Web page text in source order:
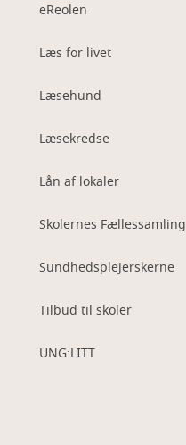
eReolen
Læs for livet
Læsehund
Læsekredse
Lån af lokaler
Skolernes Fællessamling
Sundhedsplejerskerne
Tilbud til skoler
UNG:LITT